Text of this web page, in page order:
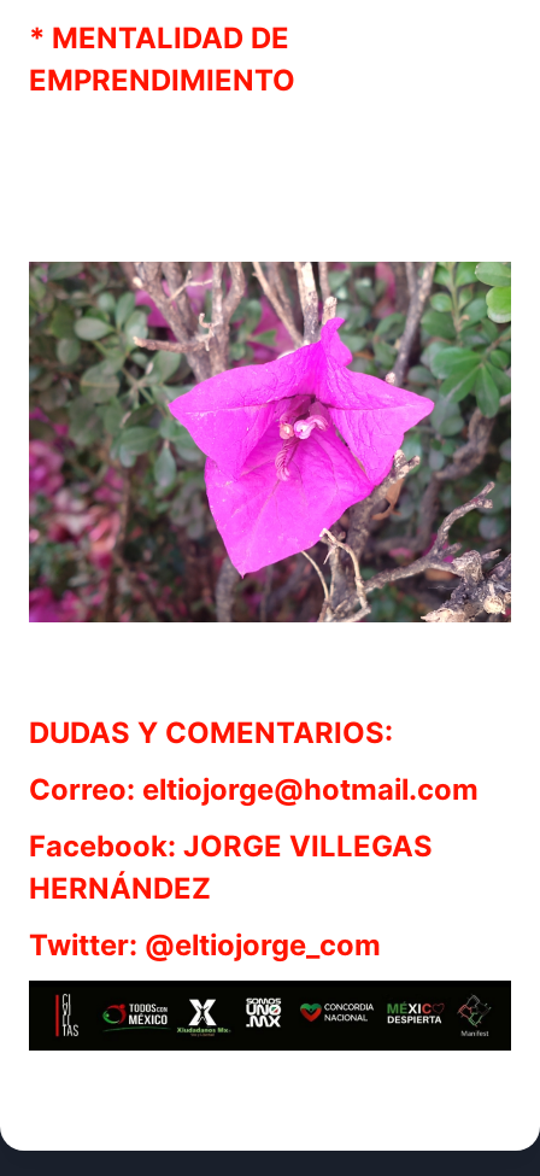
* MENTALIDAD DE
EMPRENDIMIENTO
DUDAS Y COMENTARIOS:
Correo: eltiojorge@hotmail.com
Facebook: JORGE VILLEGAS
HERNÁNDEZ
Twitter: @eltiojorge_com